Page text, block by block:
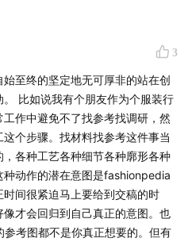
是为了符合现有认知图式
观材料，记忆即重构
法剥离政治立场
技术无法消除 AI 幻觉
不存在单纯的收集环节
3
至终的坚定地无可厚非的站在创
比如说我有个朋友作为个服装行
作中避免不了找参考找调研，然
个步骤。找材料找参考这件事当
各种工艺各种细节各种廓形各种
种动作的潜在意图是fashionpedia
间很紧迫马上要给到交稿的时
才会回归到自己真正的意图。也
考图都不是你真正想要的。但有